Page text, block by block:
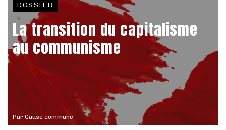
Par Cause commune
DOSSIER
La transition du capitalisme
au communisme